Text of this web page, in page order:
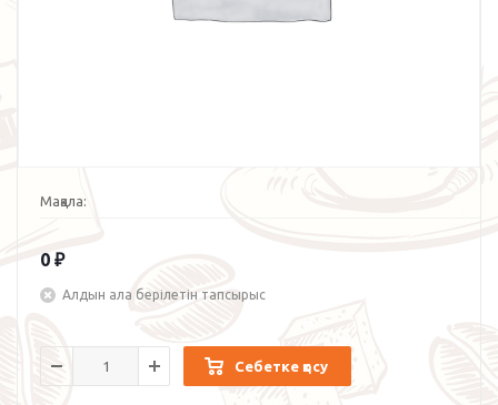
Мақала:
0 ₽
Алдын ала берілетін тапсырыс
Себетке қосу